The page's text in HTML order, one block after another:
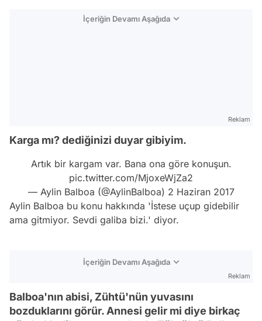
İçeriğin Devamı Aşağıda
Reklam
Karga mı? dediğinizi duyar gibiyim.
Artık bir kargam var. Bana ona göre konuşun.
pic.twitter.com/MjoxeWjZa2
— Aylin Balboa (@AylinBalboa) 2 Haziran 2017
Aylin Balboa bu konu hakkında 'İstese uçup gidebilir
ama gitmiyor. Sevdi galiba bizi.' diyor.
İçeriğin Devamı Aşağıda
Reklam
Balboa'nın abisi, Zühtü'nün yuvasını
bozduklarını görür. Annesi gelir mi diye birkaç